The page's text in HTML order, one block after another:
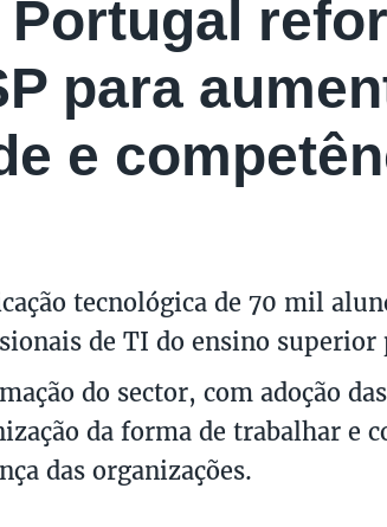
para
e
tecnológica de 70 mil
de TI do ensino
do sector, com adoção
da forma de trabalhar e
das organizações.